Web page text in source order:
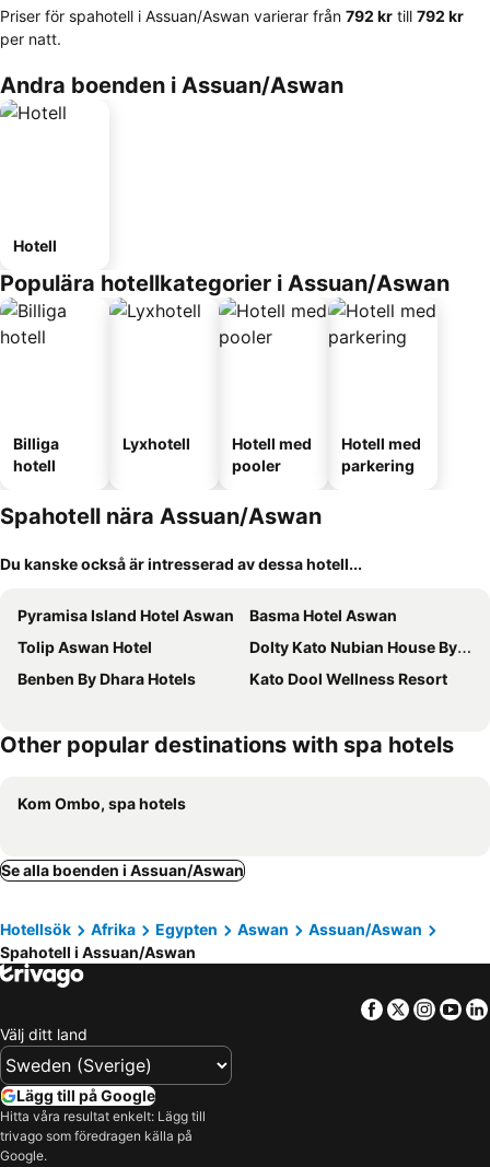
Priser för spahotell i Assuan/Aswan varierar från ‎792 kr till ‎792 kr
per natt.
Andra boenden i Assuan/Aswan
Hotell
Populära hotellkategorier i Assuan/Aswan
Billiga
hotell
Lyxhotell
Hotell med
pooler
Hotell med
parkering
Spahotell nära Assuan/Aswan
Du kanske också är intresserad av dessa hotell...
Pyramisa Island Hotel Aswan
Basma Hotel Aswan
Tolip Aswan Hotel
Dolty Kato Nubian House By Kato Dool
Benben By Dhara Hotels
Kato Dool Wellness Resort
Other popular destinations with spa hotels
Kom Ombo, spa hotels
Se alla boenden i Assuan/Aswan
Hotellsök Afrika Egypten Aswan
Assuan/Aswan
Spahotell i Assuan/Aswan
Facebook
Twitter
Välj ditt land
Lägg till på Google
Hitta våra resultat enkelt: Lägg till
trivago som föredragen källa på
Google.